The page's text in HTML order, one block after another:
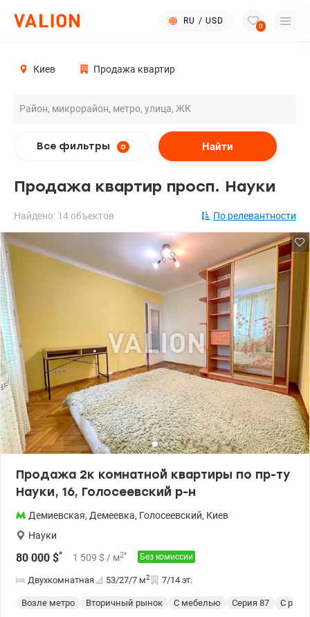
RU / USD
0
Киев Продажа квартир
Все фильтры 0 Найти
Продажа квартир просп. Науки
Найдено: 14 объектов По релевантности
Продажа 2к комнатной квартиры по пр-ту
Науки, 16, Голосеевский р-н
Демиевская, Демеевка, Голосеевский, Киев
Науки
80 000 $* 1 509 $ / м2* Без комиссии
Двухкомнатная 53/27/7 м2 7/14 эт.
Возле метро Вторичный рынок С мебелью Cерия 87
С